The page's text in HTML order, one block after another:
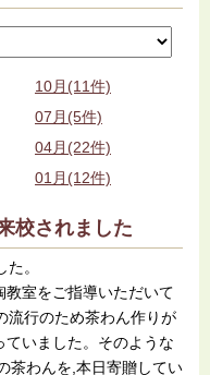
10月(11件)
07月(5件)
04月(22件)
01月(12件)
校されました
。
室をご指導いただいて
流行のため茶わん作りが
いました。そのような
茶わんを,本日寄贈してい